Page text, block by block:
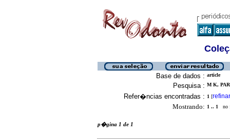
Base de dados : article
Pesquisa : M K,
Refer�ncias encontradas : 1 [refinar
Mostrando: 1 .. 1 no
p�gina 1 de 1